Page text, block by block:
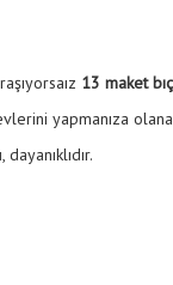
13 maket
yapmanıza